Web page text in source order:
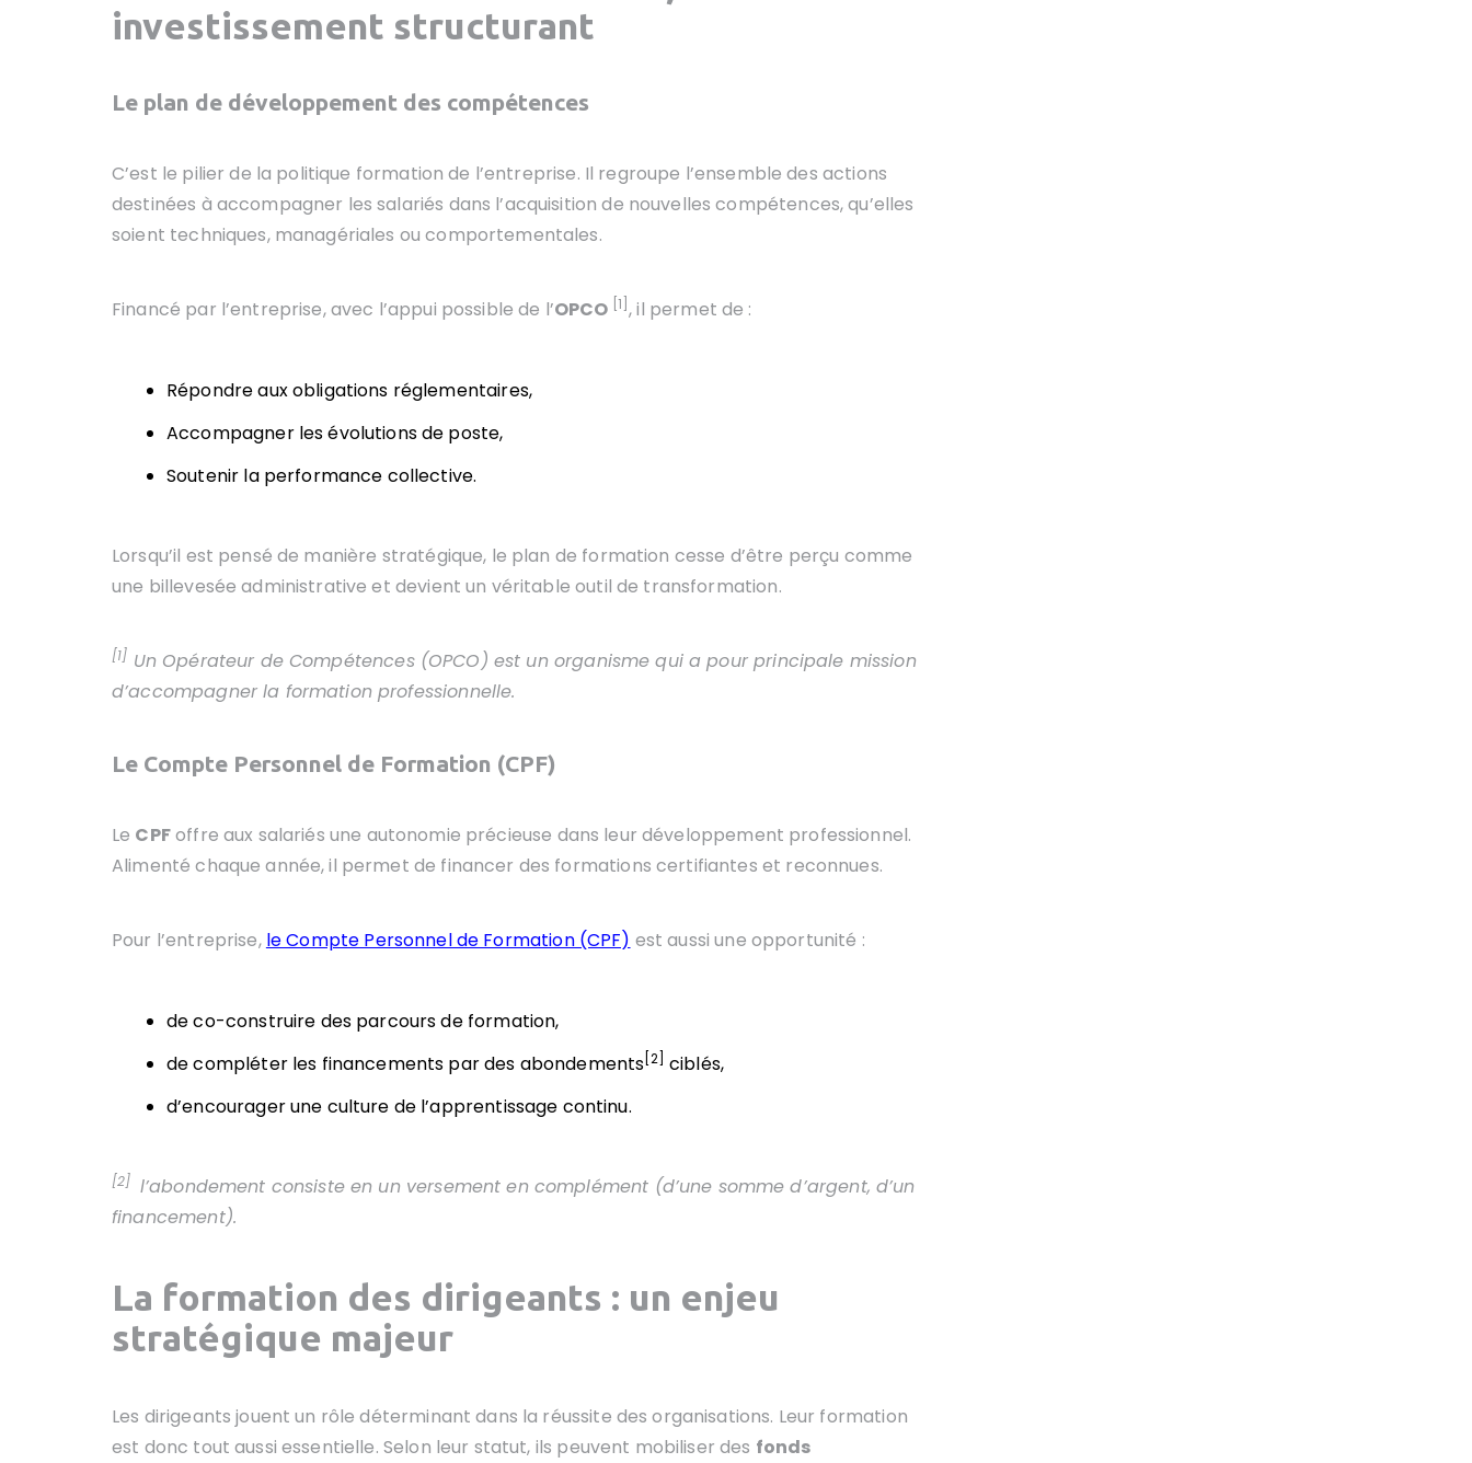
investissement structurant
Le plan de développement des compétences
C’est le pilier de la politique formation de l’entreprise. Il regroupe l’ensemble des actions
destinées à accompagner les salariés dans l’acquisition de nouvelles compétences, qu’elles
soient techniques, managériales ou comportementales.
Financé par l’entreprise, avec l’appui possible de l’OPCO [1] , il permet de :
Répondre aux obligations réglementaires,
Accompagner les évolutions de poste,
Soutenir la performance collective.
Lorsqu’il est pensé de manière stratégique, le plan de formation cesse d’être perçu comme
une billevesée administrative et devient un véritable outil de transformation.
[1] Un Opérateur de Compétences (OPCO) est un organisme qui a pour principale mission
d’accompagner la formation professionnelle.
Le Compte Personnel de Formation (CPF)
Le CPFoffre aux salariés une autonomie précieuse dans leur développement professionnel.
Alimenté chaque année, il permet de financer des formations certifiantes et reconnues.
Pour l’entreprise, le Compte Personnel de Formation (CPF) est aussi une opportunité :
de co-construire des parcours de formation,
de compléter les financements par des abondements [2] ciblés,
d’encourager une culture de l’apprentissage continu.
[2] l’abondement consiste en un versement en complément (d’une somme d’argent, d’un
financement).
La formation des dirigeants : un enjeu
stratégique majeur
Les dirigeants jouent un rôle déterminant dans la réussite des organisations. Leur formation
est donc tout aussi essentielle. Selon leur statut, ils peuvent mobiliser des fonds